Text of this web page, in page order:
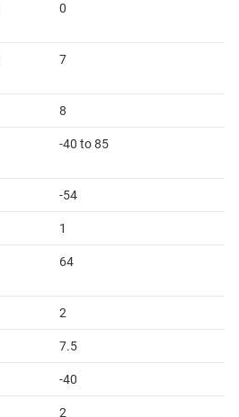
0
7
8
-40 to 85
-54
1
64
2
7.5
-40
2